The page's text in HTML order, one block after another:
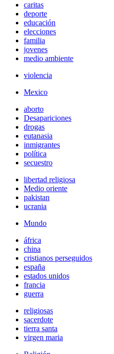
caritas
deporte
educación
elecciones
familia
jovenes
medio ambiente
violencia
Mexico
aborto
Desapariciones
drogas
eutanasia
inmigrantes
política
secuestro
libertad religiosa
Medio oriente
pakistan
ucrania
Mundo
áfrica
china
cristianos perseguidos
españa
estados unidos
francia
guerra
religiosas
sacerdote
tierra santa
virgen maria